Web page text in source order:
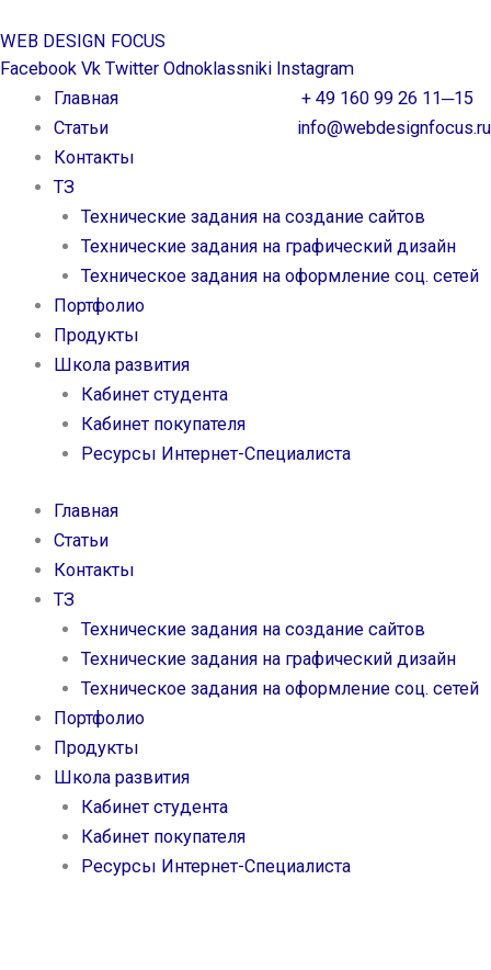
к
содержимому
WEB DESIGN FOCUS
Facebook Vk Twitter Odnoklassniki Instagram
+ 49 160 99 26 11─15
info@webdesignfocus.ru
Главная
Статьи
Контакты
ТЗ
Технические задания на создание сайтов
Технические задания на графический дизайн
Техническое задания на оформление соц. сетей
Портфолио
Продукты
Школа развития
Кабинет студента
Кабинет покупателя
Ресурсы Интернет-Специалиста
Главная
Статьи
Контакты
ТЗ
Технические задания на создание сайтов
Технические задания на графический дизайн
Техническое задания на оформление соц. сетей
Портфолио
Продукты
Школа развития
Кабинет студента
Кабинет покупателя
Ресурсы Интернет-Специалиста